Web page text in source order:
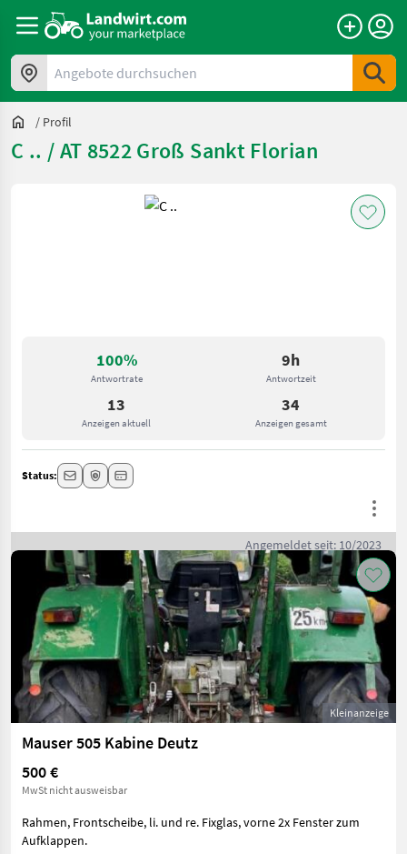
Angebote durchsuchen
/ Profil
C .. / AT 8522 Groß Sankt Florian
100%
Antwortrate
9h
Antwortzeit
13
Anzeigen aktuell
34
Anzeigen gesamt
Status:
Angemeldet seit: 10/2023
Kleinanzeige
Mauser 505 Kabine Deutz
500 €
MwSt nicht ausweisbar
Rahmen, Frontscheibe, li. und re. Fixglas, vorne 2x Fenster zum
Aufklappen.